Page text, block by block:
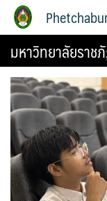
มหาวิทยาลัยราช